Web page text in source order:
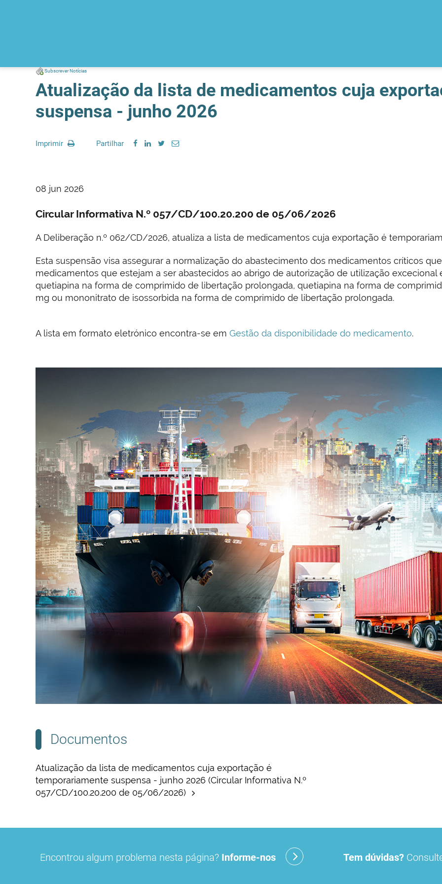
Subscrever Notícias
Atualização da lista de medicamentos cuja
suspensa - junho 2026
Imprimir Partilhar
08 jun 2026
Circular Informativa N.º 057/CD/100.20.200 de 05/06/2026
A Deliberação n.º 062/CD/2026, atualiza a lista de medicamentos cuja exportação é
Esta suspensão visa assegurar a normalização do abastecimento dos medicamentos críticos
medicamentos que estejam a ser abastecidos ao abrigo de autorização de utilização
quetiapina na forma de comprimido de libertação prolongada, quetiapina na forma de
mg ou mononitrato de isossorbida na forma de comprimido de libertação prolongada.
A lista em formato eletrónico encontra-se em Gestão da disponibilidade do medicamento.
Documentos
Atualização da lista de medicamentos cuja exportação é
temporariamente suspensa - junho 2026 (Circular Informativa N.º
057/CD/100.20.200 de 05/06/2026)
Encontrou algum problema nesta página? Informe-nos Tem dúvidas?